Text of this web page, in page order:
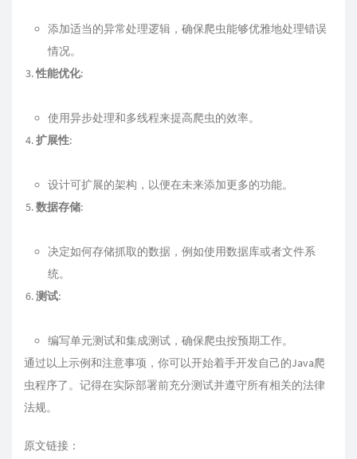
添加适当的异常处理逻辑，确保爬虫能够优雅地处理错误
情况。
性能优化:
使用异步处理和多线程来提高爬虫的效率。
扩展性:
设计可扩展的架构，以便在未来添加更多的功能。
数据存储:
决定如何存储抓取的数据，例如使用数据库或者文件系
统。
测试:
编写单元测试和集成测试，确保爬虫按预期工作。
通过以上示例和注意事项，你可以开始着手开发自己的Java爬
虫程序了。记得在实际部署前充分测试并遵守所有相关的法律
法规。
原文链接：